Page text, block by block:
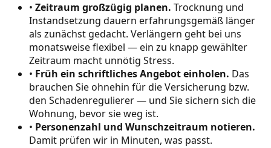
• Zeitraum großzügig planen. Trocknung und
Instandsetzung dauern erfahrungsgemäß länger
als zunächst gedacht. Verlängern geht bei uns
monatsweise flexibel — ein zu knapp gewählter
Zeitraum macht unnötig Stress.
• Früh ein schriftliches Angebot einholen. Das
brauchen Sie ohnehin für die Versicherung bzw.
den Schadenregulierer — und Sie sichern sich die
Wohnung, bevor sie weg ist.
• Personenzahl und Wunschzeitraum notieren.
Damit prüfen wir in Minuten, was passt.